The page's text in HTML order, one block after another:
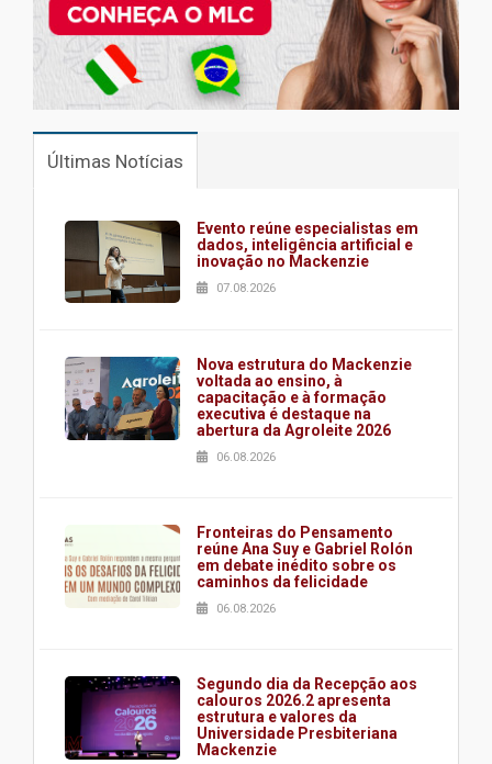
Últimas Notícias
Evento reúne especialistas em
dados, inteligência artificial e
inovação no Mackenzie
07.08.2026
Nova estrutura do Mackenzie
voltada ao ensino, à
capacitação e à formação
executiva é destaque na
abertura da Agroleite 2026
06.08.2026
Fronteiras do Pensamento
reúne Ana Suy e Gabriel Rolón
em debate inédito sobre os
caminhos da felicidade
06.08.2026
Segundo dia da Recepção aos
calouros 2026.2 apresenta
estrutura e valores da
Universidade Presbiteriana
Mackenzie